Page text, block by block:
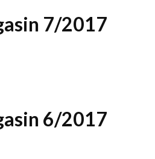
7/2017
6/2017